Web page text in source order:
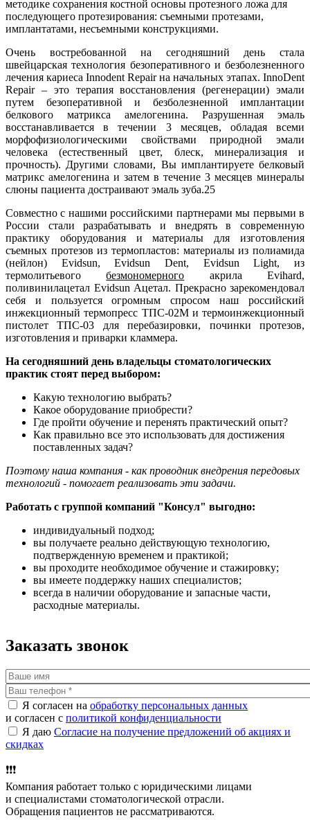
методике сохранения костной основы протезного ложа для
последующего протезирования: съемными протезами,
имплантатами, несъемными конструкциями.
Очень востребованной на сегодняшний день стала
швейцарская технология безоперативного и безболезненного
лечения кариеса Innodent Repair на начальных этапах. InnoDent
Repair – это терапия восстановления (регенерации) эмали
путем безоперативной и безболезненной имплантации
белкового матрикса амелогенина. Разрушенная эмаль
восстанавливается в течении 3 месяцев, обладая всеми
морфофизиологическими свойствами природной эмали
человека (естественный цвет, блеск, минерализация и
прочность). Другими словами, Вы имплантируете белковый
матрикс амелогенина и затем в течение 3 месяцев минералы
слюны пациента достраивают эмаль зуба.25
Совместно с нашими российскими партнерами мы первыми в
России стали разрабатывать и внедрять в современную
практику оборудования и материалы для изготовления
съемных протезов из термопластов: материалы из полиамида
(нейлон) Evidsun, Evidsun Dent, Evidsun Light, из
термолитьевогобезмономерного акрила Evihard,
поливинилацетал Evidsun Ацетал. Прекрасно зарекомендовал
себя и пользуется огромным спросом наш российский
инжекционный термопресс ТПС-02М и термоинжекционный
пистолет ТПС-03 для перебазировки, починки протезов,
изготовления и приварки кламмера.
На сегодняшний день владельцы стоматологических
практик стоят перед выбором:
Какую технологию выбрать?
Какое оборудование приобрести?
Где пройти обучение и перенять практический опыт?
Как правильно все это использовать для достижения
поставленных задач?
Поэтому наша компания - как проводник внедрения передовых
технологий - помогает реализовать эти задачи.
Работать с группой компаний "Консул" выгодно:
индивидуальный подход;
вы получаете реально действующую технологию,
подтвержденную временем и практикой;
вы проходите необходимое обучение и стажировку;
вы имеете поддержку наших специалистов;
всегда в наличии оборудование и запасные части,
расходные материалы.
Заказать звонок
Я согласен на обработку персональных данных
и согласен с политикой конфиденциальности
Я даю Согласие на получение предложений об акциях и
скидках
❗️❗️❗️
Компания работает только с юридическими лицами
и специалистами стоматологической отрасли.
Обращения пациентов не рассматриваются.